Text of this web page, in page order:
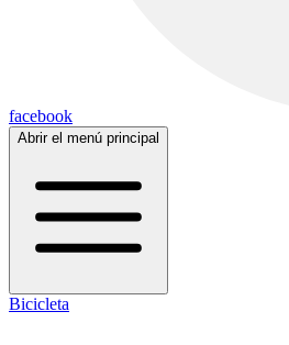
facebook
Abrir el menú principal
Bicicleta